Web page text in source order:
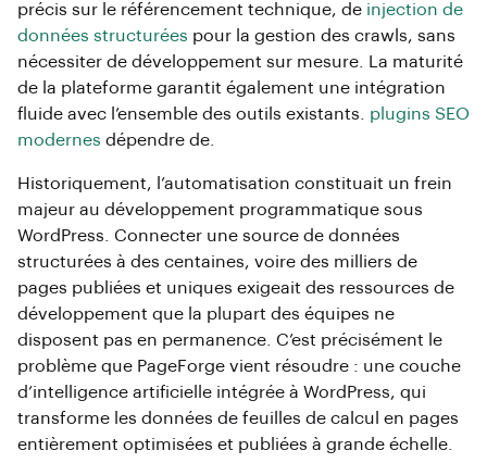
précis sur le référencement technique, de injection de
données structurées pour la gestion des crawls, sans
nécessiter de développement sur mesure. La maturité
de la plateforme garantit également une intégration
fluide avec l’ensemble des outils existants. plugins SEO
modernes dépendre de.
Historiquement, l’automatisation constituait un frein
majeur au développement programmatique sous
WordPress. Connecter une source de données
structurées à des centaines, voire des milliers de
pages publiées et uniques exigeait des ressources de
développement que la plupart des équipes ne
disposent pas en permanence. C’est précisément le
problème que PageForge vient résoudre : une couche
d’intelligence artificielle intégrée à WordPress, qui
transforme les données de feuilles de calcul en pages
entièrement optimisées et publiées à grande échelle.